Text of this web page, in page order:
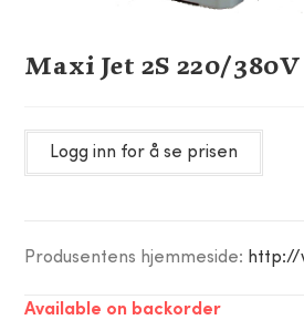
Maxi Jet 2S 220/380V
Logg inn for å se prisen
Produsentens hjemmeside: http://
Available on backorder